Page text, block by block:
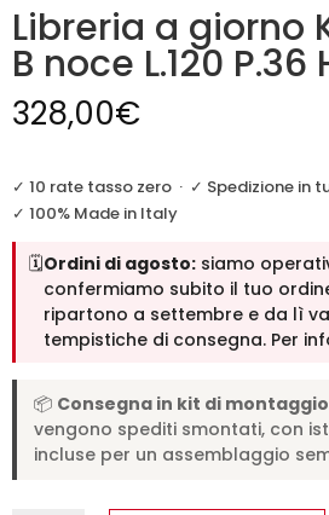
Libreria a giorno
B noce L.120
328,00€
✓ 10 rate tasso zero · ✓ Spedizione in
✓ 100% Made in Italy
🗓️Ordini di agosto: siamo
confermiamo subito il tuo
ripartono a settembre e da lì
tempistiche di consegna. Per
📦 Consegna in kit di montaggio
vengono spediti smontati, con
incluse per un assemblaggio